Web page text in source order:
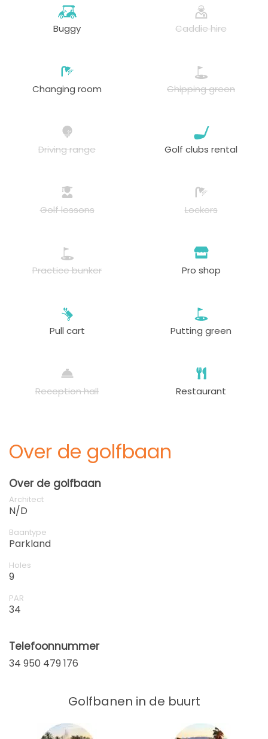
Buggy Caddie hire
Changing room Chipping green
Driving range Golf clubs rental
Golf lessons Lockers
Practice bunker Pro shop
Pull cart Putting green
Reception hall Restaurant
Over de golfbaan
Over de golfbaan
Architect
N/D
Baantype
Parkland
Holes
9
PAR
34
Telefoonnummer
34 950 479 176
Golfbanen in de buurt